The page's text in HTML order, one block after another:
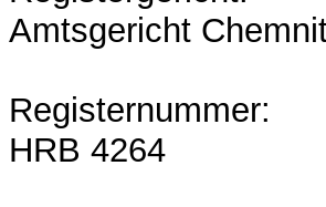
Amtsgericht
Registernummer:
HRB 4264